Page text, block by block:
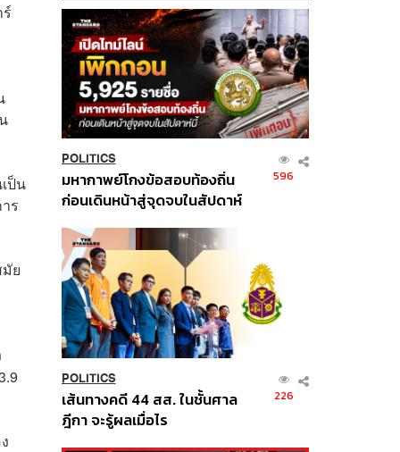
ป็น
ร
ย
POLITICS
มหากาพย์โกงข้อสอบท้องถิ่น
ก่อนเดินหน้าสู่จุดจบในสัปดาห์
596
POLITICS
เส้นทางคดี 44 สส. ในชั้นศาล
ฎีกา จะรู้ผลเมื่อไร
226